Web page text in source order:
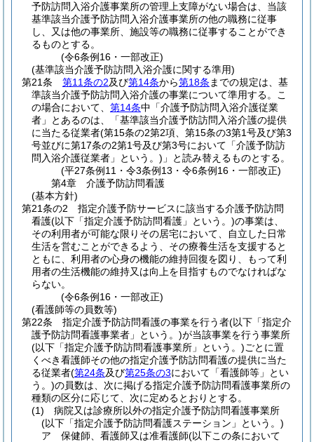
予防訪問入浴介護事業所の管理上支障がない場合は、当該
基準該当介護予防訪問入浴介護事業所の他の職務に従事
し、又は他の事業所、施設等の職務に従事することができ
るものとする。
(令6条例16・一部改正)
(基準該当介護予防訪問入浴介護に関する準用)
第21条
第11条の2及び第14条から第18条 までの規定は、基
準該当介護予防訪問入浴介護の事業について準用する。
こ
の場合において、 第14条中「介護予防訪問入浴介護従業
者」とあるのは、「基準該当介護予防訪問入浴介護の提供
に当たる従業者(第15条の2第2項、第15条の3第1号及び第3
号並びに第17条の2第1号及び第3号において「介護予防訪
問入浴介護従業者」という。) 」と読み替えるものとする。
(平27条例11・令3条例13・令6条例16・一部改正)
第4章
介護予防訪問看護
(基本方針)
第21条の2
指定介護予防サービスに該当する介護予防訪問
看護(以下「指定介護予防訪問看護」という。)の事業は、
その利用者が可能な限りその居宅において、自立した日常
生活を営むことができるよう、その療養生活を支援すると
ともに、利用者の心身の機能の維持回復を図り、もって利
用者の生活機能の維持又は向上を目指すものでなければな
らない。
(令6条例16・一部改正)
(看護師等の員数等)
第22条
指定介護予防訪問看護の事業を行う者(以下「指定介
護予防訪問看護事業者」という。)が当該事業を行う事業所
(以下「指定介護予防訪問看護事業所」という。)ごとに置
くべき看護師その他の指定介護予防訪問看護の提供に当た
る従業者(第24条及び第25条の3において「看護師等」とい
う。)の員数は、次に掲げる指定介護予防訪問看護事業所の
種類の区分に応じて、次に定めるとおりとする。
(1)
病院又は診療所以外の指定介護予防訪問看護事業所
(以下「指定介護予防訪問看護ステーション」という。)
ア
保健師、看護師又は准看護師(以下この条において